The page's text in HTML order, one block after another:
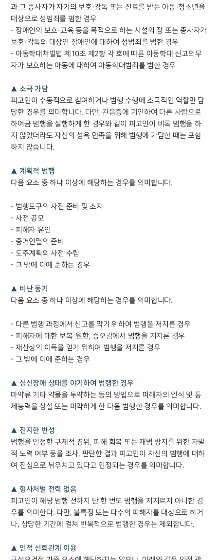
과 그 종사자가 자기의 보호·감독 또는 진료를 받는 아동·청소년을
대상으로 성범죄를 범한 경우
- 장애인의 보호·교육 등을 목적으로 하는 시설의 장 또는 종사자가
보호·감독의 대상인 장애인에 대하여 성범죄를 범한 경우
- 아동학대처벌법 제10조 제2항 각 호에 따른 아동학대 신고의무
자가 보호하는 아동에 대하여 아동학대범죄를 범한 경우
▲ 소극 가담
피고인이 수동적으로 참여하거나 범행 수행에 소극적인 역할만 담
당한 경우를 의미합니다. 다만, 관음증에 기인하여 다른 사람으로
하여금 범행을 실행하게 한 경우와 같이 피고인이 비록 범행을 하
지 않았더라도 자신의 성욕 만족을 위해 범행에 가담한 때는 포함
하지 않습니다.
▲ 계획적 범행
다음 요소 중 하나 이상에 해당하는 경우를 의미합니다.
- 범행도구의 사전 준비 및 소지
- 사전 공모
- 피해자 유인
- 증거인멸의 준비
- 도주계획의 사전 수립
- 그 밖에 이에 준하는 경우
▲ 비난 동기
다음 요소 중 하나 이상에 해당하는 경우를 의미합니다.
- 다른 범행 과정에서 신고를 막기 위하여 범행을 저지른 경우
- 피해자에 대한 보복·원한, 증오감에서 범행을 저지른 경우
- 재산상의 이득을 얻기 위하여 범행을 저지른 경우
- 그 밖에 이에 준하는 경우
▲ 심신장애 상태를 야기하여 범행한 경우
마약류 기타 약물을 투약하는 등의 방법으로 피해자의 인식 및 통
제능력을 상실 또는 미약하게 한 다음 범행한 경우를 의미합니다.
▲ 진지한 반성
범행을 인정한 구체적 경위, 피해 회복 또는 재범 방지를 위한 자발
적 노력 여부 등을 조사, 판단한 결과 피고인이 자신의 범행에 대하
여 진심으로 뉘우치고 있다고 인정되는 경우를 의미합니다.
▲ 형사처벌 전력 없음
피고인이 해당 범행 전까지 단 한 번도 범행을 저지르지 아니한 경
우를 의미한다. 다만, 불특정 또는 다수의 피해자를 대상으로 하거
나, 상당한 기간에 걸쳐 반복적으로 범행한 경우는 제외합니다.
▲ 인적 신뢰관계 이용